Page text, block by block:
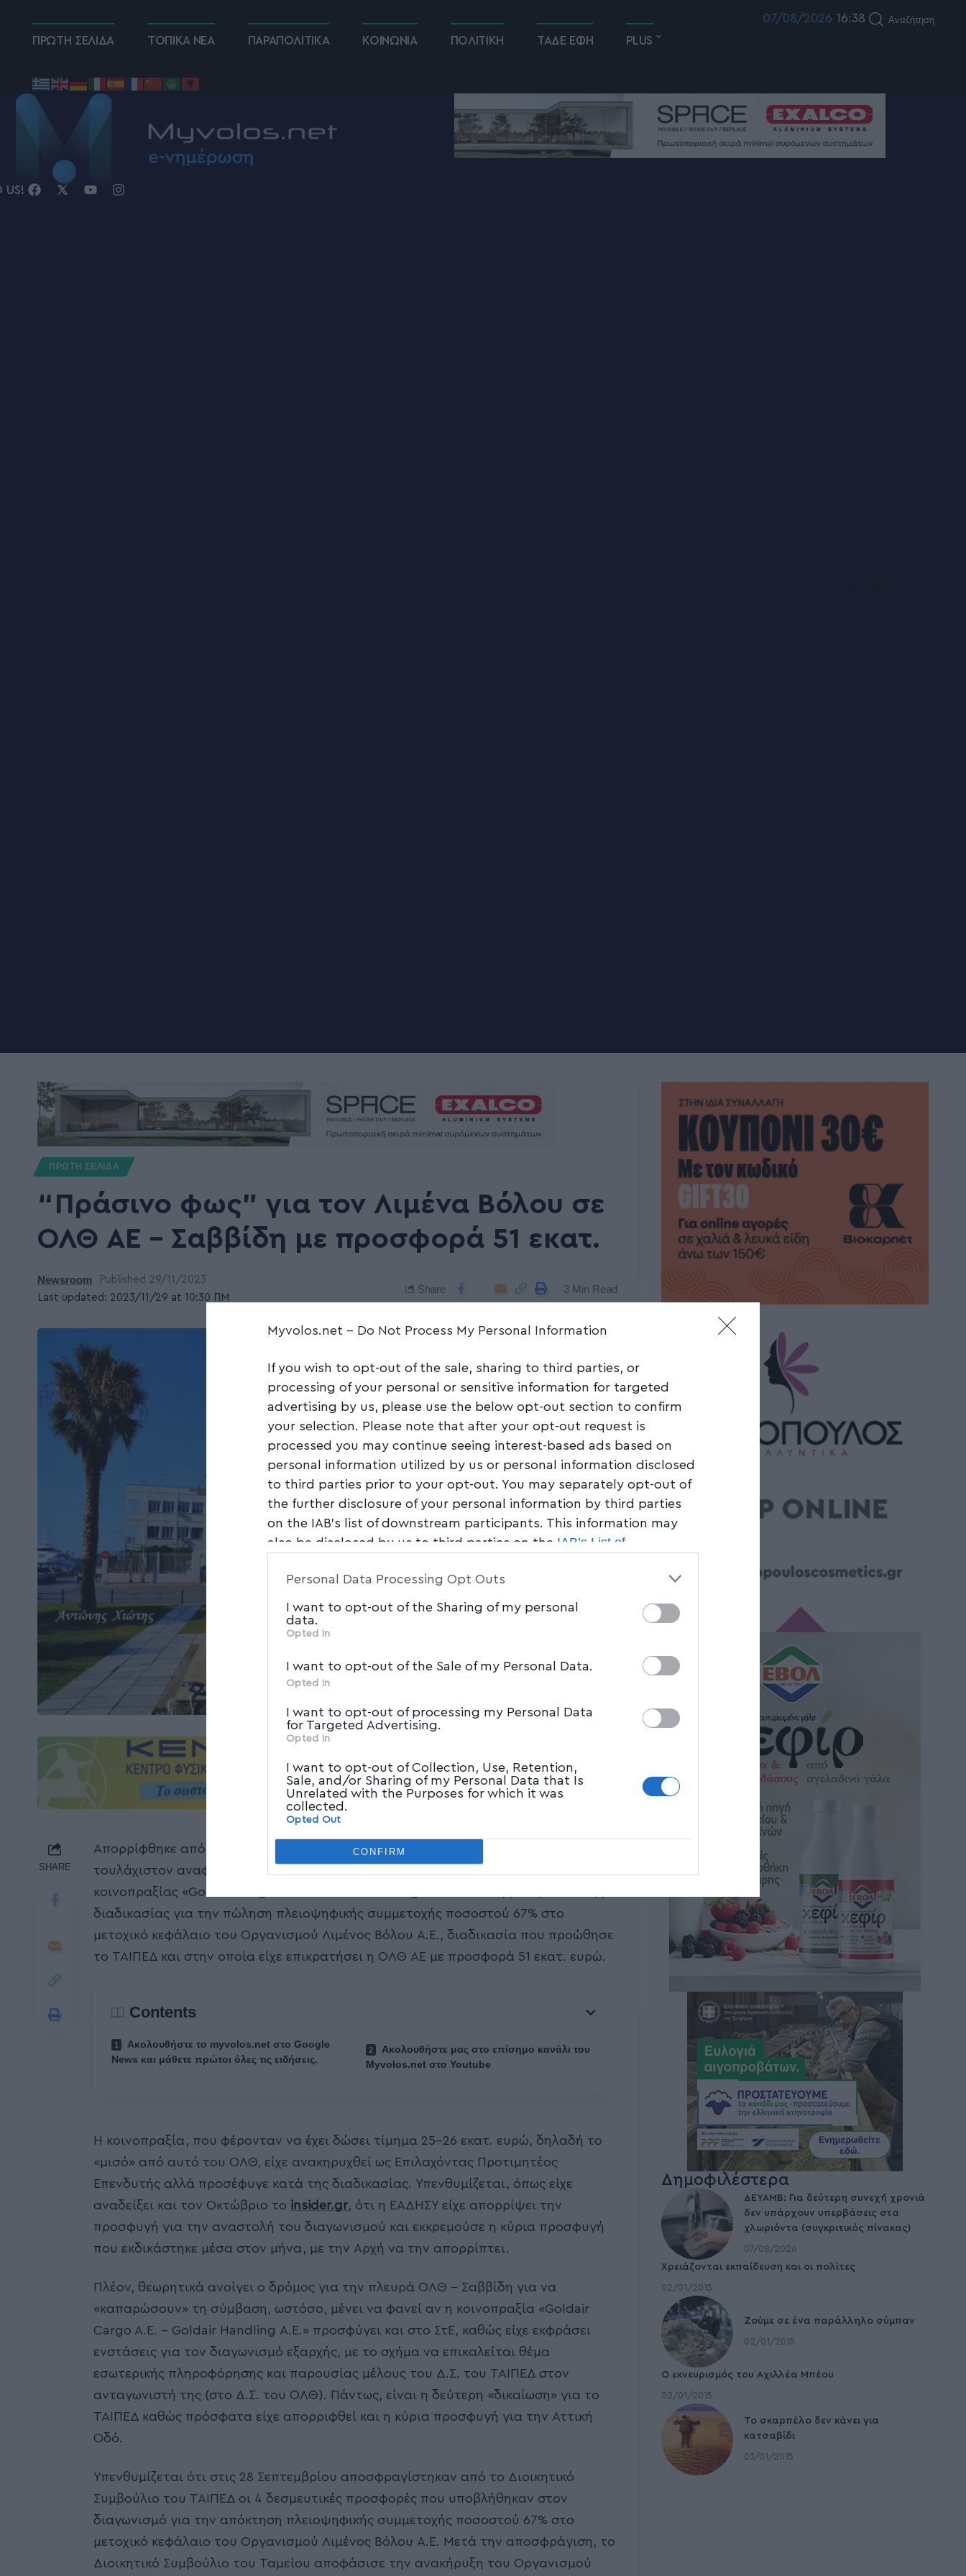
Myvolos.net - Do Not Process My Personal Information
If you wish to opt-out of the sale, sharing to third parties, or
processing of your personal or sensitive information for targeted
advertising by us, please use the below opt-out section to confirm
your selection. Please note that after your opt-out request is
processed you may continue seeing interest-based ads based on
personal information utilized by us or personal information disclosed
to third parties prior to your opt-out. You may separately opt-out of
the further disclosure of your personal information by third parties
on the IAB’s list of downstream participants. This information may
also be disclosed by us to third parties on the IAB’s List of
parties.
Personal Data Processing Opt Outs
I want to opt-out of the Sharing of my personal
data.
Opted In
I want to opt-out of the Sale of my Personal Data.
Opted In
I want to opt-out of processing my Personal Data
for Targeted Advertising.
Opted In
I want to opt-out of Collection, Use, Retention,
Sale, and/or Sharing of my Personal Data that Is
Unrelated with the Purposes for which it was
collected.
Opted Out
CONFIRM
ΠΡΩΤΗ ΣΕΛΙΔΑ ΤΟΠΙΚΑ ΝΕΑ ΠΑΡΑΠΟΛΙΤΙΚΑ ΚΟΙΝΩΝΙΑ ΠΟΛΙΤΙΚΗ ΤΑΔΕ ΕΦΗ PLUS
07/08/2026 16:38 Αναζήτηση
US!
ΠΡΩΤΗ ΣΕΛΙΔΑ
“Πράσινο φως” για τον Λιμένα Βόλου σε
ΟΛΘ ΑΕ – Σαββίδη με προσφορά 51 εκατ.
Last updated: 2023/11/29 at 10:30 ΠΜ
Newsroom Published 29/11/2023
Share 3 Min Read
SHARE
Απορρίφθηκε από την αρμόδια Ενιαία Αρχή Δημοσίων Συμβάσεων (ΕΑΔΗΣΥ), όπως
τουλάχιστον αναφέρουν σχετικές πληροφορίες, και η κύρια προσφυγή της
κοινοπραξίας «Goldair Cargo A.E. – Goldair Handling Α.Ε.» κατά της διαγωνιστικής
διαδικασίας για την πώληση πλειοψηφικής συμμετοχής ποσοστού 67% στο
μετοχικό κεφάλαιο του Οργανισμού Λιμένος Βόλου Α.Ε., διαδικασία που προώθησε
το ΤΑΙΠΕΔ και στην οποία είχε επικρατήσει η ΟΛΘ ΑΕ με προσφορά 51 εκατ. ευρώ.
Contents
Ακολουθήστε το myvolos.net στο Google
News και μάθετε πρώτοι όλες τις ειδήσεις.
Ακολουθήστε μας στο επίσημο κανάλι του
Myvolos.net στο Youtube
Η κοινοπραξία, που φέρονταν να έχει δώσει τίμημα 25-26 εκατ. ευρώ, δηλαδή το
«μισό» από αυτό του ΟΛΘ, είχε ανακηρυχθεί ως Επιλαχόντας Προτιμητέος
Επενδυτής αλλά προσέφυγε κατά της διαδικασίας. Υπενθυμίζεται, όπως είχε
αναδείξει και τον Οκτώβριο το insider.gr, ότι η ΕΑΔΗΣΥ είχε απορρίψει την
προσφυγή για την αναστολή του διαγωνισμού και εκκρεμούσε η κύρια προσφυγή
που εκδικάστηκε μέσα στον μήνα, με την Αρχή να την απορρίπτει.
Πλέον, θεωρητικά ανοίγει ο δρόμος για την πλευρά ΟΛΘ – Σαββίδη για να
«καπαρώσουν» τη σύμβαση, ωστόσο, μένει να φανεί αν η κοινοπραξία «Goldair
Cargo A.E. – Goldair Handling Α.Ε.» προσφύγει και στο ΣτΕ, καθώς είχε εκφράσει
ενστάσεις για τον διαγωνισμό εξαρχής, με το σχήμα να επικαλείται θέμα
εσωτερικής πληροφόρησης και παρουσίας μέλους του Δ.Σ. του ΤΑΙΠΕΔ στον
ανταγωνιστή της (στο Δ.Σ. του ΟΛΘ). Πάντως, είναι η δεύτερη «δικαίωση» για το
ΤΑΙΠΕΔ καθώς πρόσφατα είχε απορριφθεί και η κύρια προσφυγή για την Αττική
Οδό.
Υπενθυμίζεται ότι στις 28 Σεπτεμβρίου αποσφραγίστηκαν από το Διοικητικό
Συμβούλιο του ΤΑΙΠΕΔ οι 4 δεσμευτικές προσφορές που υποβλήθηκαν στον
διαγωνισμό για την απόκτηση πλειοψηφικής συμμετοχής ποσοστού 67% στο
μετοχικό κεφάλαιο του Οργανισμού Λιμένος Βόλου Α.Ε. Μετά την αποσφράγιση, το
Διοικητικό Συμβούλιο του Ταμείου αποφάσισε την ανακήρυξη του Οργανισμού
Δημοφιλέστερα
ΔΕΥΑΜΒ: Για δεύτερη συνεχή χρονιά
δεν υπάρχουν υπερβάσεις στα
χλωριόντα (συγκριτικός πίνακας)
07/08/2026
Χρειάζονται εκπαίδευση και οι πολίτες
02/01/2015
Ζούμε σε ένα παράλληλο σύμπαν
02/01/2015
Ο εκνευρισμός του Αχιλλέα Μπέου
02/01/2015
To σκαρπέλο δεν κάνει για
κατσαβίδι
03/01/2015